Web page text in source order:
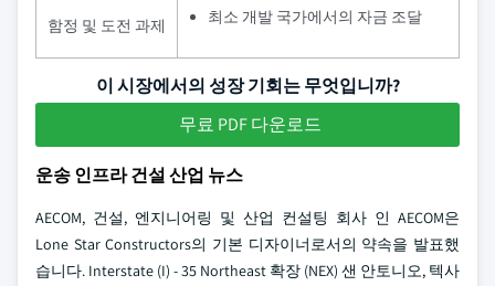
함정 및 도전 과제 최소 개발 국가에서의 자금 조달
이 시장에서의 성장 기회는 무엇입니까?
무료 PDF 다운로드
운송 인프라 건설 산업 뉴스
AECOM, 건설, 엔지니어링 및 산업 컨설팅 회사 인 AECOM은
Lone Star Constructors의 기본 디자이너로서의 약속을 발표했
습니다. Interstate (I) - 35 Northeast 확장 (NEX) 샌 안토니오, 텍사